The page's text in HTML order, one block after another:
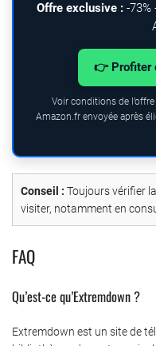
Offre exclusive : -
👉 Profiter
Voir conditions de
Amazon.fr envoyée après
Conseil : Toujours vérifier
visiter, notamment en
FAQ
Qu’est-ce qu’Extremdown ?
Extremdown est un site de